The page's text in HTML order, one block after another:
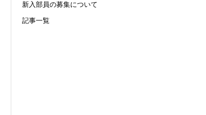
新入部員の募集について
記事一覧